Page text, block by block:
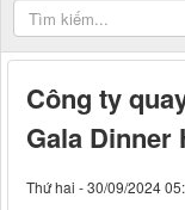
Công ty
Gala Dinner
Thứ hai - 30/09/2024